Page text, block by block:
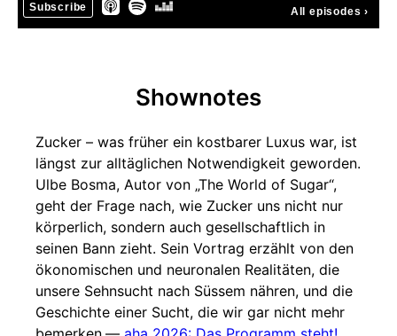
Subscribe All episodes ›
Shownotes
Zucker – was früher ein kostbarer Luxus war, ist
längst zur alltäglichen Notwendigkeit geworden.
Ulbe Bosma, Autor von „The World of Sugar“,
geht der Frage nach, wie Zucker uns nicht nur
körperlich, sondern auch gesellschaftlich in
seinen Bann zieht. Sein Vortrag erzählt von den
ökonomischen und neuronalen Realitäten, die
unsere Sehnsucht nach Süssem nähren, und die
Geschichte einer Sucht, die wir gar nicht mehr